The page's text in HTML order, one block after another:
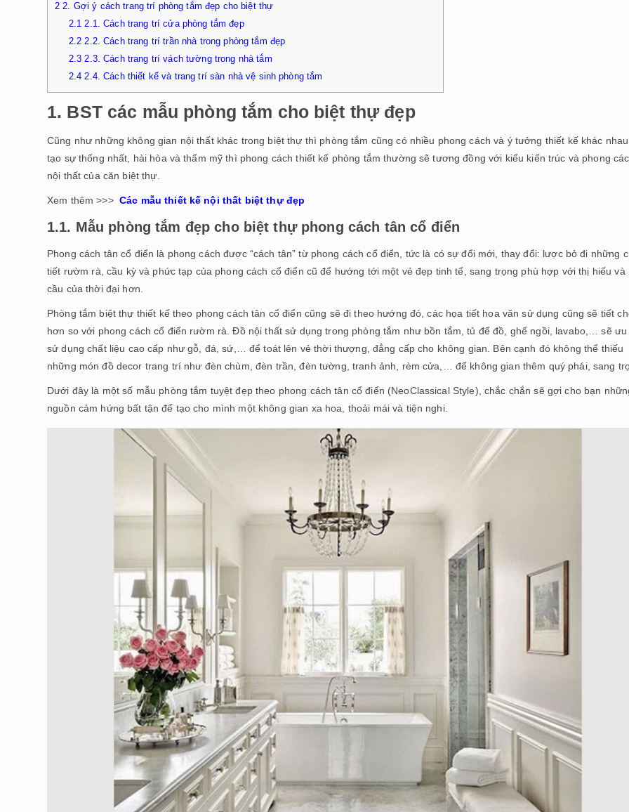
2 2. Gợi ý cách trang trí phòng tắm đẹp cho biệt thự
2.1 2.1. Cách trang trí cửa phòng tắm đẹp
2.2 2.2. Cách trang trí trần nhà trong phòng tắm đẹp
2.3 2.3. Cách trang trí vách tường trong nhà tắm
2.4 2.4. Cách thiết kế và trang trí sàn nhà vệ sinh phòng tắm
1. BST các mẫu phòng tắm cho biệt thự đẹp
Cũng như những không gian nội thất khác trong biệt thự thì phòng tắm cũng có nhiều phong cách và ý tưởng thiết kế khác
tạo sự thống nhất, hài hòa và thẩm mỹ thì phong cách thiết kế phòng tắm thường sẽ tương đồng với kiểu kiến trúc và phong
nội thất của căn biệt thự.
Xem thêm >>> Các mẫu thiết kế nội thất biệt thự đẹp
1.1. Mẫu phòng tắm đẹp cho biệt thự phong cách tân cổ điển
Phong cách tân cổ điển là phong cách được “cách tân” từ phong cách cổ điển, tức là có sự đổi mới, thay đổi: lược bỏ đi những
tiết rườm rà, cầu kỳ và phức tạp của phong cách cổ điển cũ để hướng tới một vẻ đẹp tinh tế, sang trọng phù hợp với thị hiếu và
cầu của thời đại hơn.
Phòng tắm biệt thự thiết kế theo phong cách tân cổ điển cũng sẽ đi theo hướng đó, các họa tiết hoa văn sử dụng cũng sẽ tiết
hơn so với phong cách cổ điển rườm rà. Đồ nội thất sử dụng trong phòng tắm như bồn tắm, tủ để đồ, ghế ngồi, lavabo,… sẽ ưu
sử dụng chất liệu cao cấp như gỗ, đá, sứ,… để toát lên vẻ thời thượng, đẳng cấp cho không gian. Bên cạnh đó không thể thiếu
những món đồ decor trang trí như đèn chùm, đèn trần, đèn tường, tranh ảnh, rèm cửa,… để không gian thêm quý phái, sang
Dưới đây là một số mẫu phòng tắm tuyệt đẹp theo phong cách tân cổ điển (NeoClassical Style), chắc chắn sẽ gợi cho bạn
nguồn cảm hứng bất tận để tạo cho mình một không gian xa hoa, thoải mái và tiện nghi.